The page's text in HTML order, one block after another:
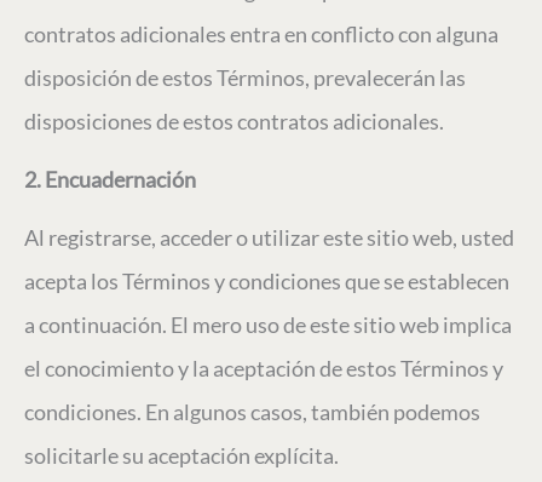
contratos adicionales entra en conflicto con alguna
disposición de estos Términos, prevalecerán las
disposiciones de estos contratos adicionales.
2. Encuadernación
Al registrarse, acceder o utilizar este sitio web, usted
acepta los Términos y condiciones que se establecen
a continuación. El mero uso de este sitio web implica
el conocimiento y la aceptación de estos Términos y
condiciones. En algunos casos, también podemos
solicitarle su aceptación explícita.